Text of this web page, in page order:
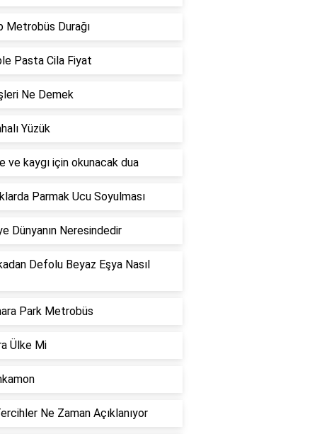
Metrobüs Durağı
Pasta Cila Fiyat
Ne Demek
Yüzük
ve kaygı için okunacak dua
Parmak Ucu Soyulması
Dünyanın Neresindedir
Defolu Beyaz Eşya Nasıl
Park Metrobüs
Ülke Mi
Ne Zaman Açıklanıyor